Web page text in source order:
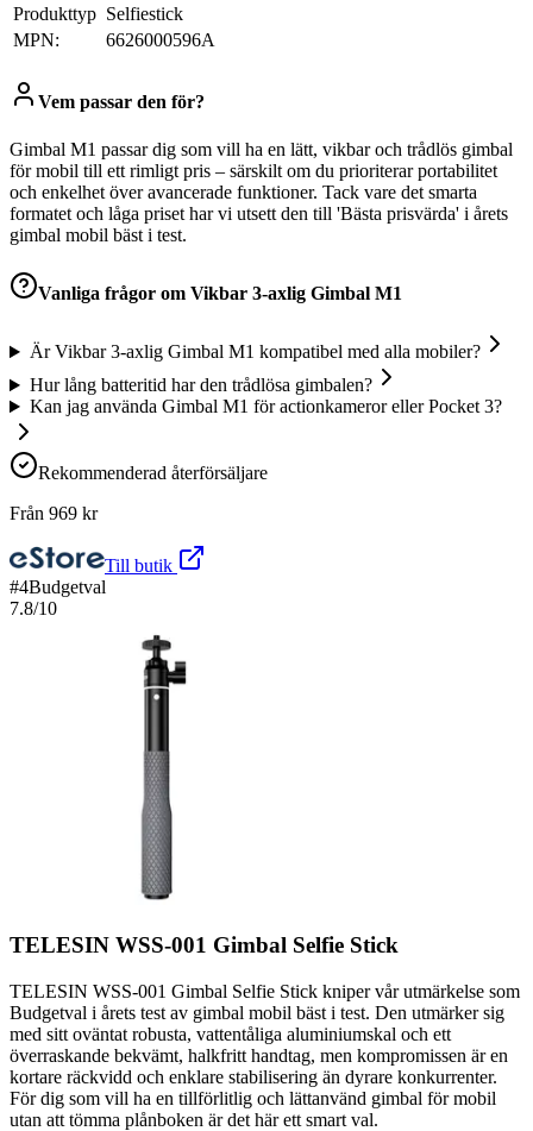
Produkttyp Selfiestick
MPN:
6626000596A
Vem passar den för?
Gimbal M1 passar dig som vill ha en lätt, vikbar och trådlös gimbal
för mobil till ett rimligt pris – särskilt om du prioriterar portabilitet
och enkelhet över avancerade funktioner. Tack vare det smarta
formatet och låga priset har vi utsett den till 'Bästa prisvärda' i årets
gimbal mobil bäst i test.
Vanliga frågor om Vikbar 3-axlig Gimbal M1
Är Vikbar 3-axlig Gimbal M1 kompatibel med alla mobiler?
Hur lång batteritid har den trådlösa gimbalen?
Kan jag använda Gimbal M1 för actionkameror eller Pocket 3?
Rekommenderad återförsäljare
Från 969 kr
Till butik
#4Budgetval
7.8/10
TELESIN WSS-001 Gimbal Selfie Stick
TELESIN WSS-001 Gimbal Selfie Stick kniper vår utmärkelse som
Budgetval i årets test av gimbal mobil bäst i test. Den utmärker sig
med sitt oväntat robusta, vattentåliga aluminiumskal och ett
överraskande bekvämt, halkfritt handtag, men kompromissen är en
kortare räckvidd och enklare stabilisering än dyrare konkurrenter.
För dig som vill ha en tillförlitlig och lättanvänd gimbal för mobil
utan att tömma plånboken är det här ett smart val.